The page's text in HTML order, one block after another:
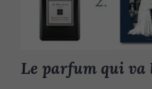
Le parfum qui va